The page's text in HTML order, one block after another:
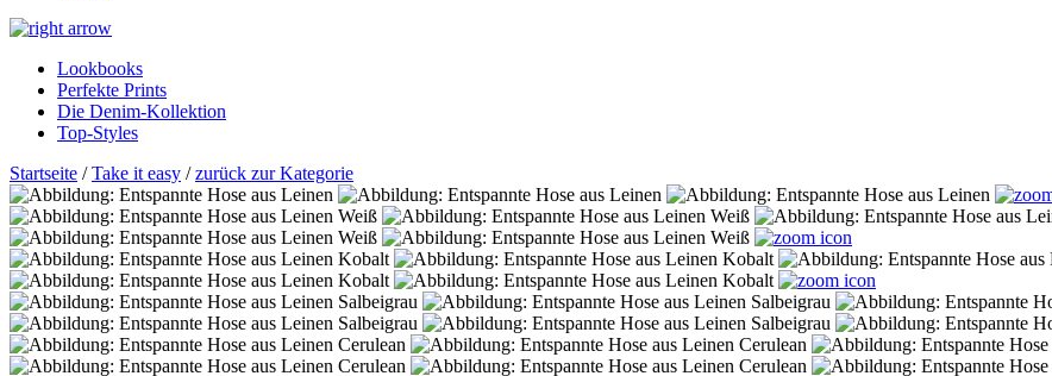
Lookbooks
Perfekte Prints
Die Denim-Kollektion
Top-Styles
Startseite /Take it easy /zurück zur Kategorie